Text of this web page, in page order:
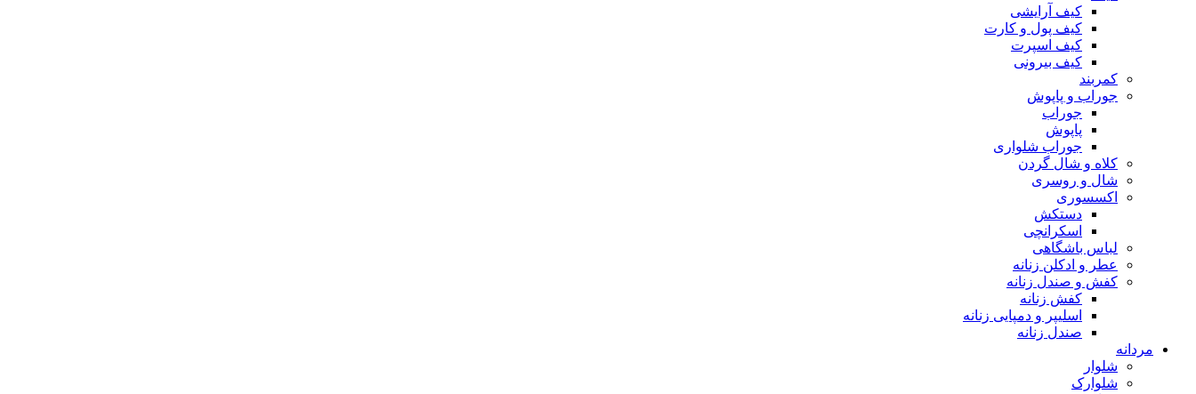
کیف آرایشی
کیف پول و کارت
کیف اسپرت
کیف بیرونی
کمربند
جوراب و پاپوش
جوراب
پاپوش
جوراب شلواری
کلاه و شال گردن
شال و روسری
اکسسوری
دستکش
اسکرانچی
لباس باشگاهی
عطر و ادکلن زنانه
کفش و صندل زنانه
کفش زنانه
اسلیپر و دمپایی زنانه
صندل زنانه
مردانه
شلوار
شلوارک